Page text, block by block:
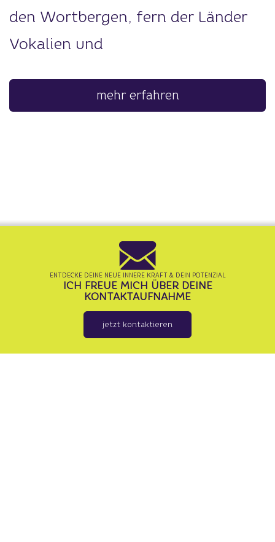
den Wortbergen, fern der Länder
Vokalien und
mehr erfahren
ENTDECKE DEINE NEUE INNERE KRAFT & DEIN POTENZIAL
ICH FREUE MICH ÜBER DEINE
KONTAKTAUFNAHME
jetzt kontaktieren